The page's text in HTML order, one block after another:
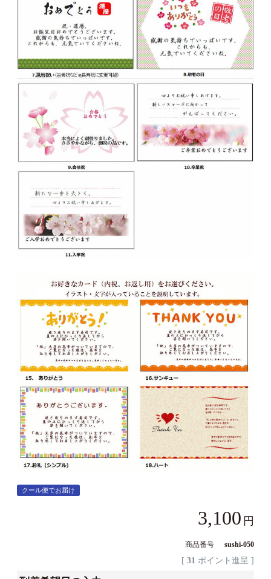
クール便でお届け
3,100
商品番号 sushi-050
[ 31 ポイント進呈 ]